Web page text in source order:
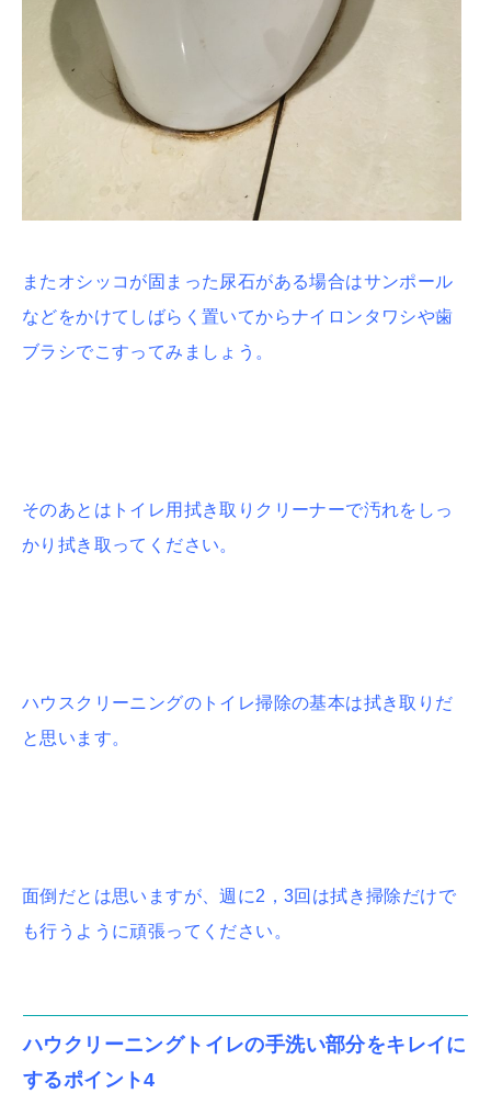
またオシッコが固まった尿石がある場合はサンポール
などをかけてしばらく置いてからナイロンタワシや歯
ブラシでこすってみましょう。
そのあとはトイレ用拭き取りクリーナーで汚れをしっ
かり拭き取ってください。
ハウスクリーニングのトイレ掃除の基本は拭き取りだ
と思います。
面倒だとは思いますが、週に2，3回は拭き掃除だけで
も行うように頑張ってください。
ハウクリーニングトイレの手洗い部分をキレイに
するポイント4